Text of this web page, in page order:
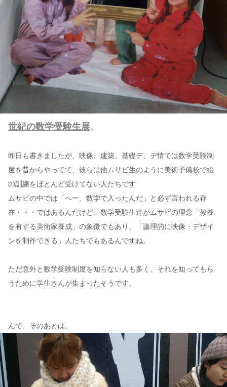
世紀の数学受験生展。
昨日も書きましたが、映像、建築、基礎デ、デ情では数学受験制
度を昔からやってて、彼らは他ムサビ生のように美術予備校で絵
の訓練をほとんど受けてない人たちです
ムサビの中では「へー、数学で入ったんだ」と必ず言われる存
在・・・ではあるんだけど、数学受験生達がムサビの理念「教養
を有する美術家養成」の象徴でもあり、「論理的に映像・デザイ
ンを制作できる」人たちでもあるんですね。
ただ意外と数学受験制度を知らない人も多く、それを知ってもら
うために学生さんが集まったそうです。
んで、そのあとは、